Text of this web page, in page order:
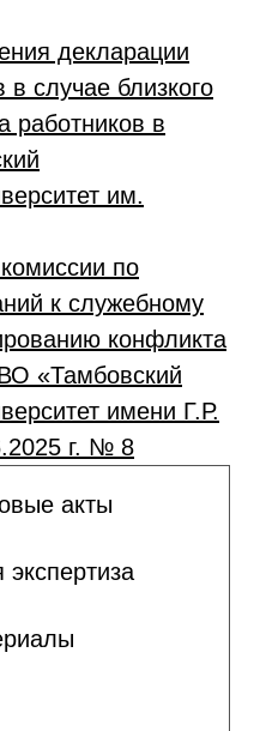
декларации
случае близкого
работников в
им.
по
к служебному
конфликта
«Тамбовский
имени Г.Р.
г. № 8
акты